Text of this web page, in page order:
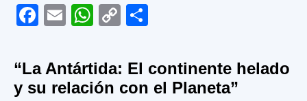
Facebook
EmailWhatsApp
Copy
“La Antártida: El continente helado
y su relación con el Planeta”